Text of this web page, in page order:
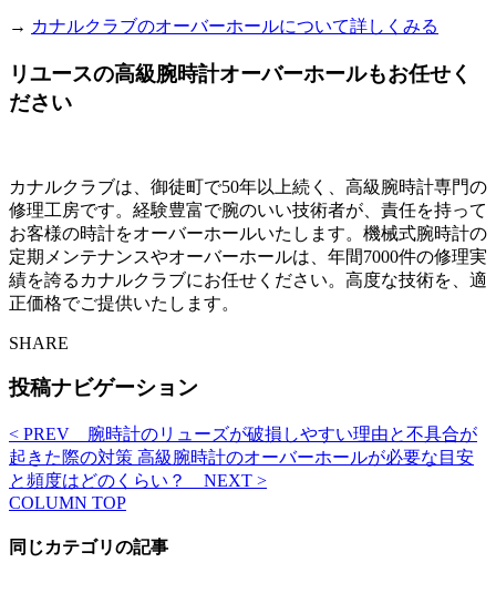
→ カナルクラブのオーバーホールについて詳しくみる
リユースの高級腕時計オーバーホールもお任せく
ださい
カナルクラブは、御徒町で50年以上続く、高級腕時計専門の
修理工房です。経験豊富で腕のいい技術者が、責任を持って
お客様の時計をオーバーホールいたします。機械式腕時計の
定期メンテナンスやオーバーホールは、年間7000件の修理実
績を誇るカナルクラブにお任せください。高度な技術を、適
正価格でご提供いたします。
SHARE
投稿ナビゲーション
< PREV 腕時計のリューズが破損しやすい理由と不具合が
起きた際の対策 高級腕時計のオーバーホールが必要な目安
と頻度はどのくらい？
NEXT >
COLUMN TOP
同じカテゴリの記事